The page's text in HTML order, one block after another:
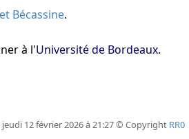
Bécassine.
à l'Université de Bordeaux.
12 février 2026 à 21:27 © Copyright RR0